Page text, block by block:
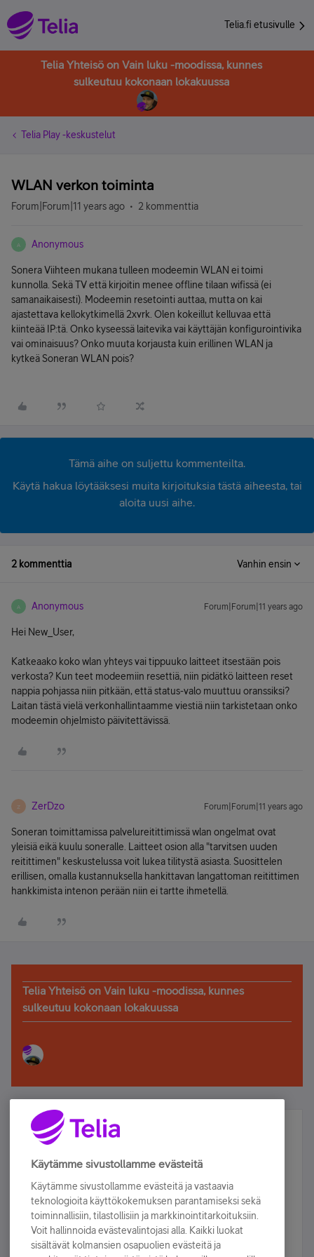
Telia.fi etusivulle
Telia Yhteisö on Vain luku -moodissa, kunnes
sulkeutuu kokonaan lokakuussa
Telia Play -keskustelut
WLAN verkon toiminta
Forum|Forum|11 years ago 2 kommenttia
A Anonymous
Sonera Viihteen mukana tulleen modeemin WLAN ei toimi
kunnolla. Sekä TV että kirjoitin menee offline tilaan wifissä (ei
samanaikaisesti). Modeemin resetointi auttaa, mutta on kai
ajastettava kellokytkimellä 2xvrk. Olen kokeillut kelluvaa että
kiinteää IP:tä. Onko kyseessä laitevika vai käyttäjän konfigurointivika
vai ominaisuus? Onko muuta korjausta kuin erillinen WLAN ja
kytkeä Soneran WLAN pois?
Tämä aihe on suljettu kommenteilta.
Käytä hakua löytääksesi muita kirjoituksia tästä aiheesta, tai
aloita uusi aihe.
2 kommenttia Vanhin ensin
A Anonymous Forum|Forum|11 years ago
Hei New_User,
Katkeaako koko wlan yhteys vai tippuuko laitteet itsestään pois
verkosta? Kun teet modeemiin resettiä, niin pidätkö laitteen reset
nappia pohjassa niin pitkään, että status-valo muuttuu oranssiksi?
Laitan tästä vielä verkonhallintaamme viestiä niin tarkistetaan onko
modeemin ohjelmisto päivitettävissä.
Z ZerDzo Forum|Forum|11 years ago
Soneran toimittamissa palvelureitittimissä wlan ongelmat ovat
yleisiä eikä kuulu soneralle. Laitteet osion alla "tarvitsen uuden
reitittimen" keskustelussa voit lukea tilitystä asiasta. Suosittelen
erillisen, omalla kustannuksella hankittavan langattoman reitittimen
hankkimista intenon perään niin ei tartte ihmetellä.
Telia Yhteisö on Vain luku -moodissa, kunnes
sulkeutuu kokonaan lokakuussa
Älä jää paitsi – osallistu ja voita!
Tilaa Telian uutiskirje ja olet mukana arvonnassa.
sähköpostiisi.
Tilaa nyt
Käytämme sivustollamme evästeitä
Käytämme sivustollamme evästeitä ja vastaavia
teknologioita käyttökokemuksen parantamiseksi sekä
toiminnallisiin, tilastollisiin ja markkinointitarkoituksiin.
Voit hallinnoida evästevalintojasi alla. Kaikki luokat
sisältävät kolmansien osapuolien evästeitä ja